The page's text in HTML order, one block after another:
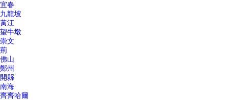
宜春
九龍坡
黃江
望牛墩
崇文
荊
佛山
鄭州
開縣
南海
齊齊哈爾